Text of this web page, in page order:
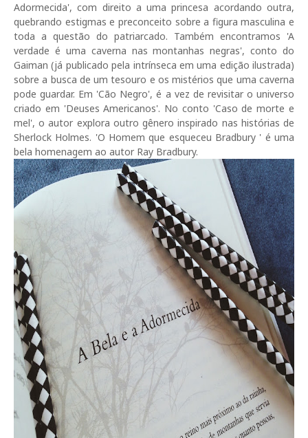
Adormecida', com direito a uma princesa acordando outra,
quebrando estigmas e preconceito sobre a figura masculina e
toda a questão do patriarcado. Também encontramos 'A
verdade é uma caverna nas montanhas negras', conto do
Gaiman (já publicado pela intrínseca em uma edição ilustrada)
sobre a busca de um tesouro e os mistérios que uma caverna
pode guardar. Em 'Cão Negro', é a vez de revisitar o universo
criado em 'Deuses Americanos'. No conto 'Caso de morte e
mel', o autor explora outro gênero inspirado nas histórias de
Sherlock Holmes. 'O Homem que esqueceu Bradbury ' é uma
bela homenagem ao autor Ray Bradbury.